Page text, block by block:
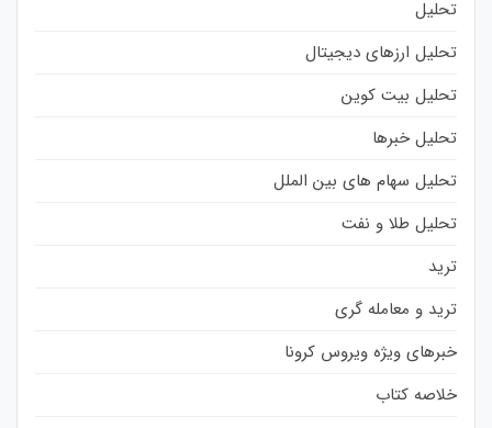
تحلیل
تحلیل ارزهای دیجیتال
تحلیل بیت کوین
تحلیل خبرها
تحلیل سهام های بین الملل
تحلیل طلا و نفت
ترید
ترید و معامله گری
خبرهای ویژه ویروس کرونا
خلاصه کتاب